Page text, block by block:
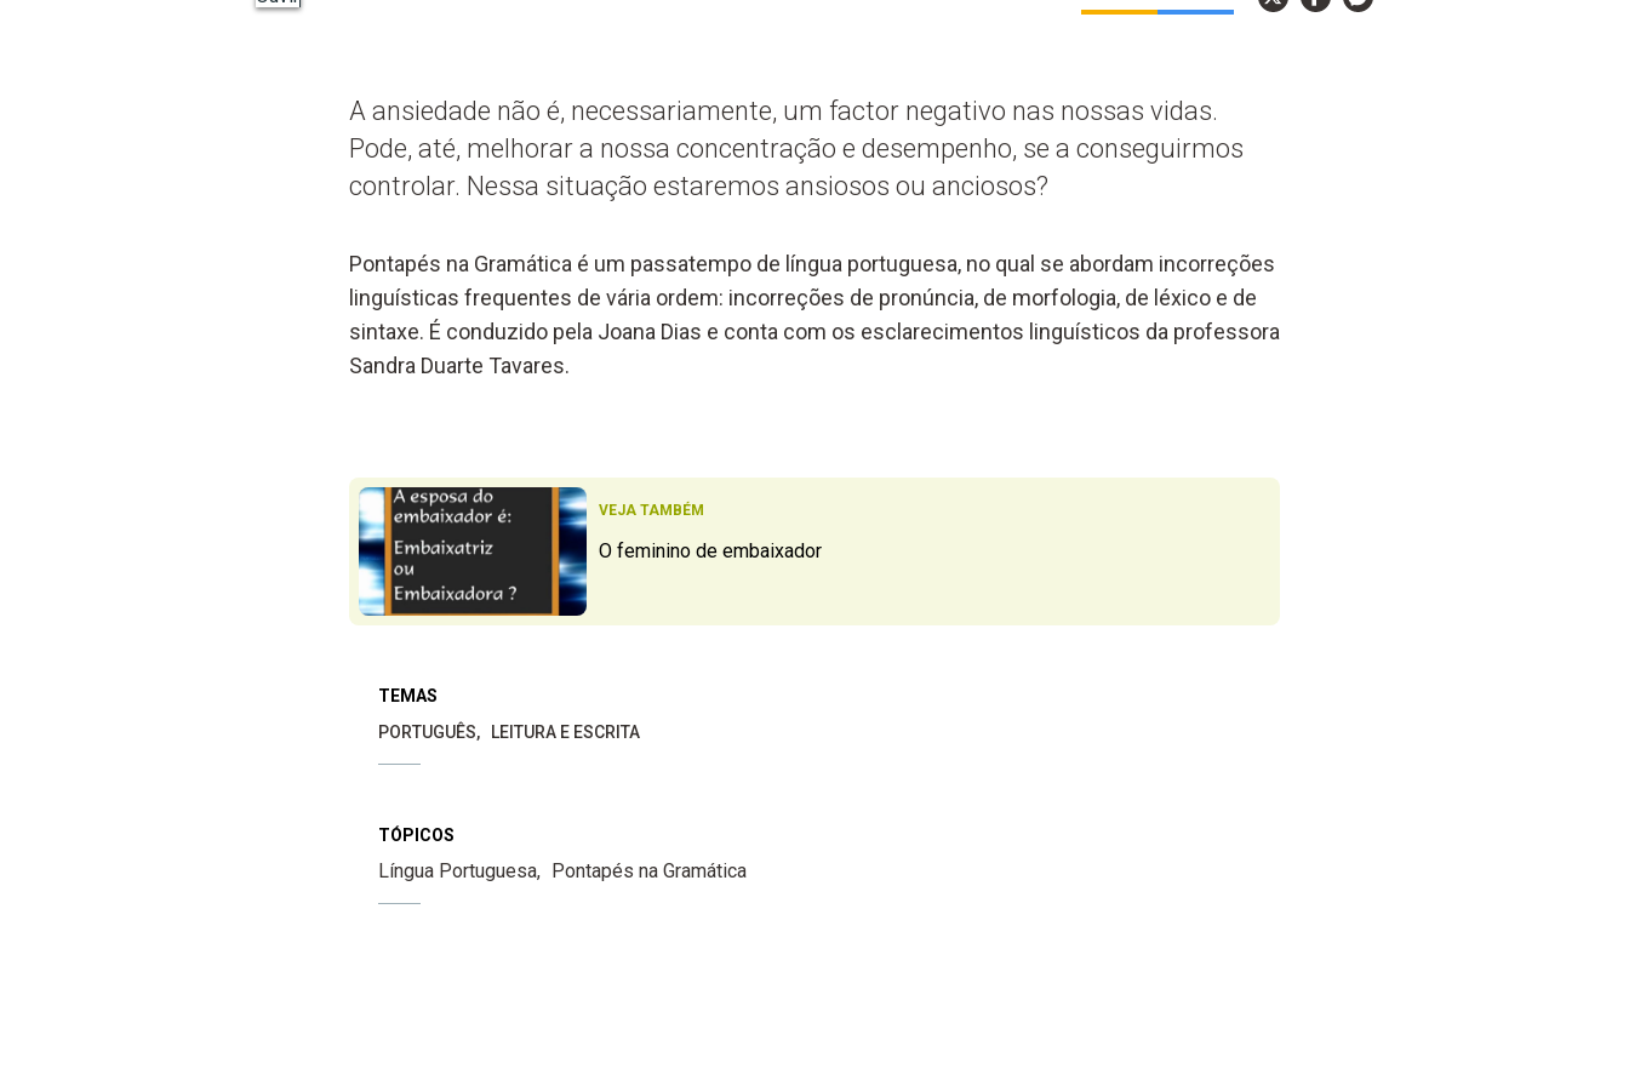
A ansiedade não é, necessariamente, um factor negativo nas nossas vidas.
Pode, até, melhorar a nossa concentração e desempenho, se a conseguirmos
controlar. Nessa situação estaremos ansiosos ou anciosos?
Pontapés na Gramática é um passatempo de língua portuguesa, no qual se abordam incorreções
linguísticas frequentes de vária ordem: incorreções de pronúncia, de morfologia, de léxico e de
sintaxe. É conduzido pela Joana Dias e conta com os esclarecimentos linguísticos da professora
Sandra Duarte Tavares.
VEJA TAMBÉM
O feminino de embaixador
TEMAS
PORTUGUÊS
LEITURA E ESCRITA
TÓPICOS
Língua Portuguesa Pontapés na Gramática